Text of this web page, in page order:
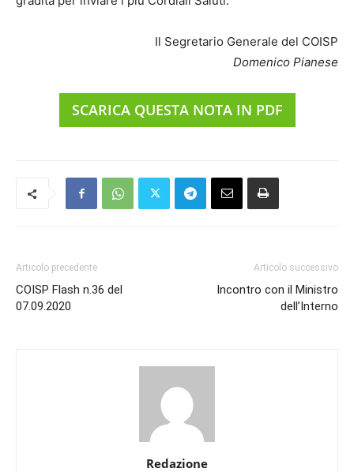
Il Segretario Generale del COISP
Domenico Pianese
SCARICA QUESTA NOTA IN PDF
Articolo precedente
COISP Flash n.36 del
07.09.2020
Articolo successivo
Incontro con il Ministro
dell’Interno
Redazione